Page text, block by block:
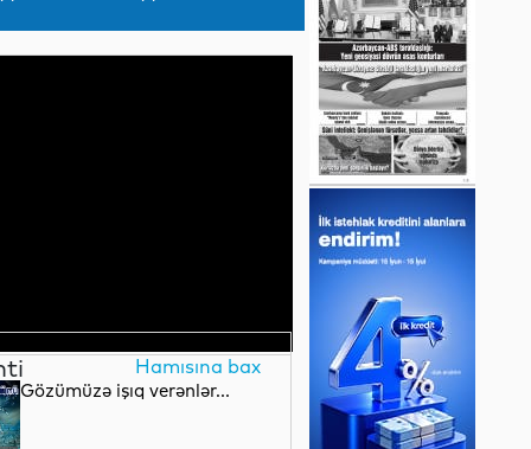
×
Hamısına bax
Gözümüzə işıq verənlər...